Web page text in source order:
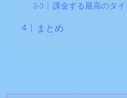
課金する最高のタイ
まとめ